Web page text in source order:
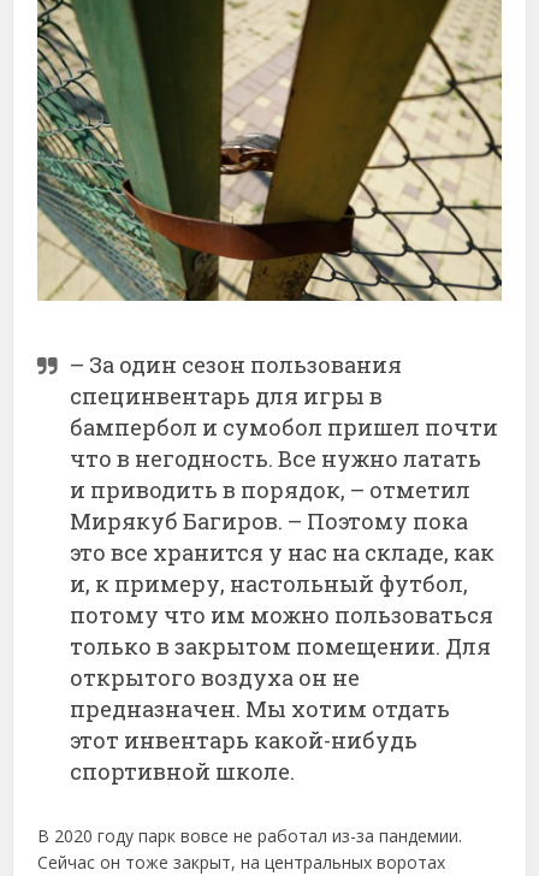
– За один сезон пользования
специнвентарь для игры в
бампербол и сумобол пришел почти
что в негодность. Все нужно латать
и приводить в порядок, – отметил
Мирякуб Багиров. – Поэтому пока
это все хранится у нас на складе, как
и, к примеру, настольный футбол,
потому что им можно пользоваться
только в закрытом помещении. Для
открытого воздуха он не
предназначен. Мы хотим отдать
этот инвентарь какой-нибудь
спортивной школе.
В 2020 году парк вовсе не работал из-за пандемии.
Сейчас он тоже закрыт, на центральных воротах